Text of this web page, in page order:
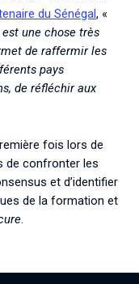
du Sénégal, «
une chose très
de raffermir les
pays
de réfléchir aux
fois lors de
de confronter les
et d’identifier
de la formation et
.